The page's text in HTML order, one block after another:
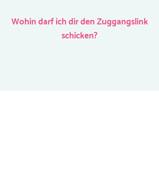
Wohin darf ich dir den Zuggangslink
schicken?